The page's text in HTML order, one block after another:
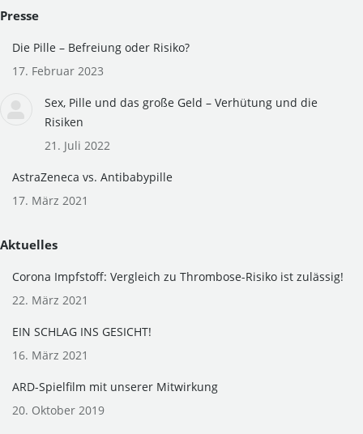
opens
in
opens
in
Presse
Die Pille – Befreiung oder Risiko?
17. Februar 2023
Sex, Pille und das große Geld – Verhütung und die
Risiken
21. Juli 2022
AstraZeneca vs. Antibabypille
17. März 2021
Aktuelles
Corona Impfstoff: Vergleich zu Thrombose-Risiko ist zulässig!
22. März 2021
EIN SCHLAG INS GESICHT!
16. März 2021
ARD-Spielfilm mit unserer Mitwirkung
20. Oktober 2019